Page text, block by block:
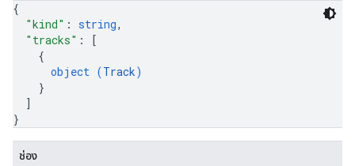
{
"kind" : string,
"tracks" :
[
{
object (Track)
}
]
}
ช่อง